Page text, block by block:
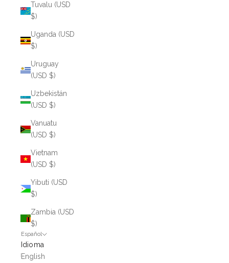
Tuvalu (USD
$)
Uganda (USD
$)
Uruguay
(USD $)
Uzbekistán
(USD $)
Vanuatu
(USD $)
Vietnam
(USD $)
Yibuti (USD
$)
Zambia (USD
$)
Español
Idioma
English